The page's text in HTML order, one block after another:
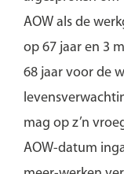
AOW als de
op 67 jaar en 3
68 jaar voor de
mag op z’n
AOW-datum